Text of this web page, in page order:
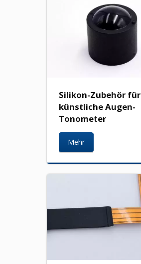
Silikon-Zubehör für
künstliche Augen-
Tonometer
Mehr